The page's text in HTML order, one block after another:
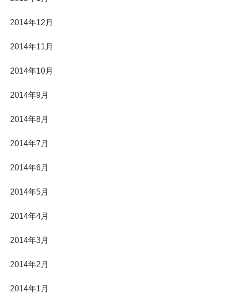
2014年12月
2014年11月
2014年10月
2014年9月
2014年8月
2014年7月
2014年6月
2014年5月
2014年4月
2014年3月
2014年2月
2014年1月